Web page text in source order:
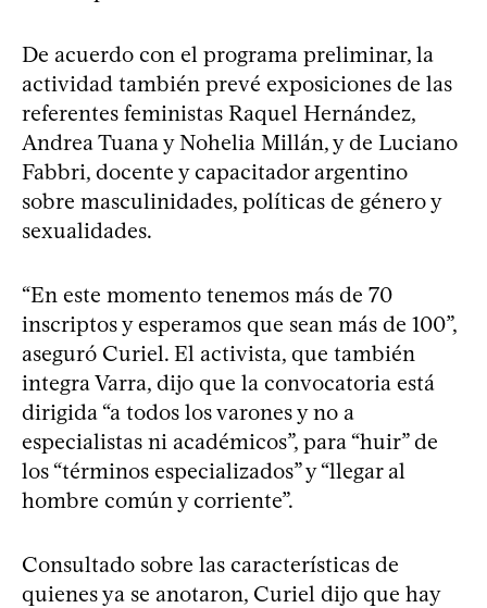
De acuerdo con el programa preliminar, la
actividad también prevé exposiciones de las
referentes feministas Raquel Hernández,
Andrea Tuana y Nohelia Millán, y de Luciano
Fabbri, docente y capacitador argentino
sobre masculinidades, políticas de género y
sexualidades.
“En este momento tenemos más de 70
inscriptos y esperamos que sean más de 100”,
aseguró Curiel. El activista, que también
integra Varra, dijo que la convocatoria está
dirigida “a todos los varones y no a
especialistas ni académicos”, para “huir” de
los “términos especializados” y “llegar al
hombre común y corriente”.
Consultado sobre las características de
quienes ya se anotaron, Curiel dijo que hay